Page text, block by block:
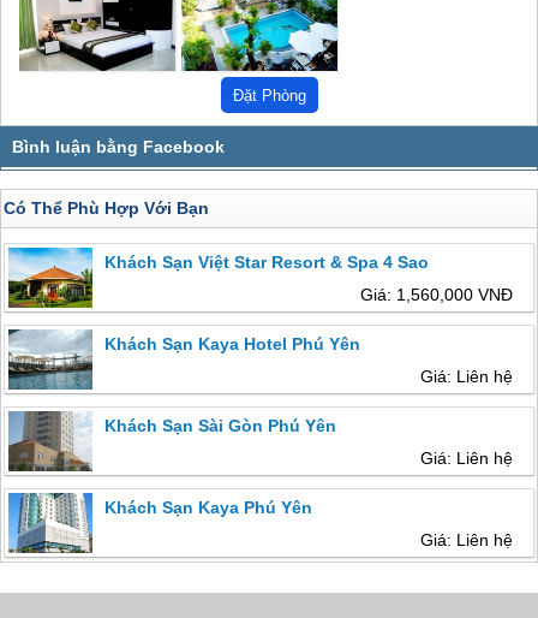
Có Thể Phù Hợp Với Bạn
Khách Sạn Việt Star Resort & Spa 4 Sao
Giá: 1,560,000 VNĐ
Khách Sạn Kaya Hotel Phú Yên
Giá: Liên hệ
Khách Sạn Sài Gòn Phú Yên
Giá: Liên hệ
Khách Sạn Kaya Phú Yên
Giá: Liên hệ